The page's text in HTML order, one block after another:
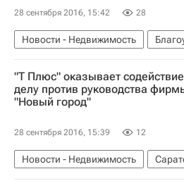
28 сентября 2016, 15:42 28
Новости - Недвижимость
Андрей Чибис
АИЖК
Городская среда
"Т Плюс" оказывает
делу против руководства
"Новый город"
28 сентября 2016, 15:39 12
Новости - Недвижимость